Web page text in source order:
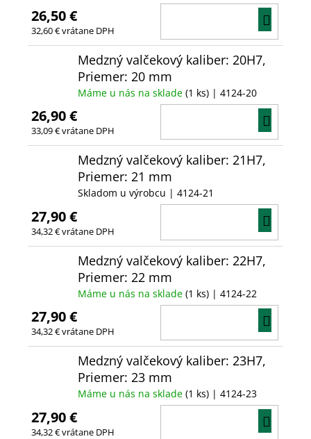
26,50 €
32,60 € vrátane DPH
Medzný valčekový kaliber: 20H7,
Priemer: 20 mm
Máme u nás na sklade (1 ks) | 4124-20
26,90 €
33,09 € vrátane DPH
Medzný valčekový kaliber: 21H7,
Priemer: 21 mm
Skladom u výrobcu | 4124-21
27,90 €
34,32 € vrátane DPH
Medzný valčekový kaliber: 22H7,
Priemer: 22 mm
Máme u nás na sklade (1 ks) | 4124-22
27,90 €
34,32 € vrátane DPH
Medzný valčekový kaliber: 23H7,
Priemer: 23 mm
Máme u nás na sklade (1 ks) | 4124-23
27,90 €
34,32 € vrátane DPH